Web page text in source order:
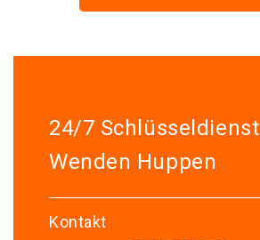
24/7 Schlüsseldienst
Wenden Huppen
Kontakt